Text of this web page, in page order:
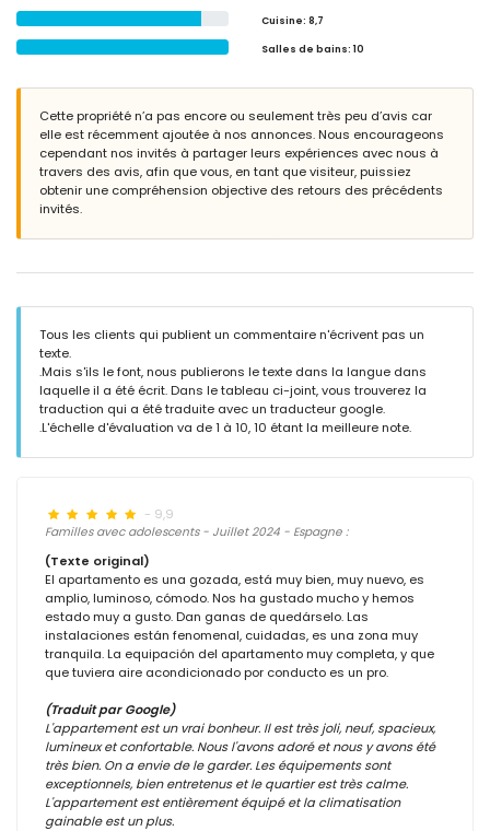
Cuisine: 8,7
Salles de bains: 10
Cette propriété n’a pas encore ou seulement très peu d’avis car
elle est récemment ajoutée à nos annonces. Nous encourageons
cependant nos invités à partager leurs expériences avec nous à
travers des avis, afin que vous, en tant que visiteur, puissiez
obtenir une compréhension objective des retours des précédents
invités.
Tous les clients qui publient un commentaire n'écrivent pas un
texte.
.Mais s'ils le font, nous publierons le texte dans la langue dans
laquelle il a été écrit. Dans le tableau ci-joint, vous trouverez la
traduction qui a été traduite avec un traducteur google.
.L'échelle d'évaluation va de 1 à 10, 10 étant la meilleure note.
- 9,9
Familles avec adolescents - Juillet 2024 - Espagne :
(Texte original)
El apartamento es una gozada, está muy bien, muy nuevo, es
amplio, luminoso, cómodo. Nos ha gustado mucho y hemos
estado muy a gusto. Dan ganas de quedárselo. Las
instalaciones están fenomenal, cuidadas, es una zona muy
tranquila. La equipación del apartamento muy completa, y que
que tuviera aire acondicionado por conducto es un pro.
(Traduit par Google)
L'appartement est un vrai bonheur. Il est très joli, neuf, spacieux,
lumineux et confortable. Nous l'avons adoré et nous y avons été
très bien. On a envie de le garder. Les équipements sont
exceptionnels, bien entretenus et le quartier est très calme.
L'appartement est entièrement équipé et la climatisation
gainable est un plus.